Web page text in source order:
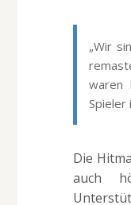
„Wir
waren
Spieler
Die
auch